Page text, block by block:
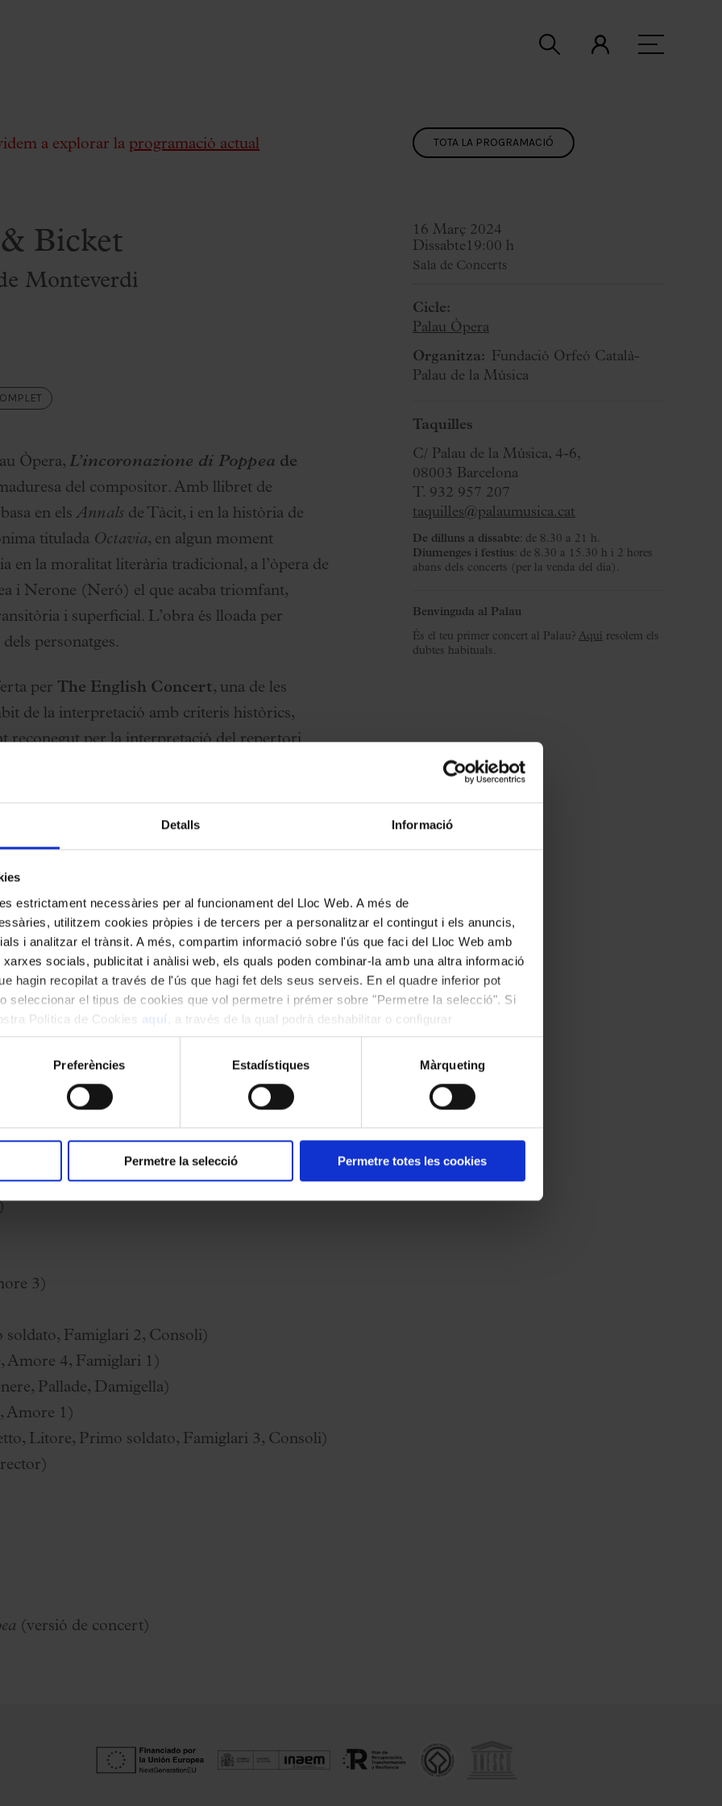
Detalls Informació
estrictament necessàries per al funcionament del Lloc Web. A més de
utilitzem cookies pròpies i de tercers per a personalitzar el contingut i els anuncis,
i analitzar el trànsit. A més, compartim informació sobre l'ús que faci del Lloc Web amb
socials, publicitat i anàlisi web, els quals poden combinar-la amb una altra informació
hagin recopilat a través de l'ús que hagi fet dels seus serveis. En el quadre inferior pot
seleccionar el tipus de cookies que vol permetre i prémer sobre "Permetre la selecció". Si
Política de Cookies
aquí
, a través de la qual podrà deshabilitar o configurar
Preferències Estadístiques Màrqueting
Permetre la selecció Permetre totes les cookies
a explorar la programació actual
Bicket
Monteverdi
Òpera, L’incoronazione di Poppea de
del compositor. Amb llibret de
en elsAnnals de Tàcit, i en la història de
titulada Octavia, en algun moment
en la moralitat literària tradicional, a l’òpera de
i Nerone (Neró) el que acaba triomfant,
i superficial. L’obra és lloada per
personatges.
per The English Concert, una de les
de la interpretació amb criteris històrics,
reconegut per la interpretació del repertori
del
i molt expressiva, que encapçala un
el marc de la Capitalitat Cultural de
l’Ajuntament de Barcelona.
3)
Famiglari 2, Consoli)
Amore 4, Famiglari 1)
Pallade, Damigella)
Amore 1)
Litore, Primo soldato, Famiglari 3, Consoli)
(versió de concert)
TOTA LA PROGRAMACIÓ
16 Març 2024
Dissabte19:00 h
Sala de Concerts
Cicle:
Palau Òpera
Organitza: Fundació Orfeó Català-
Palau de la Música
Taquilles
C/ Palau de la Música, 4-6,
08003 Barcelona
T. 932 957 207
taquilles@palaumusica.cat
De dilluns a dissabte: de 8.30 a 21 h.
Diumenges i festius: de 8.30 a 15.30 h i 2 hores
abans dels concerts (per la venda del dia).
Benvinguda al Palau
És el teu primer concert al Palau? Aquí resolem els
dubtes habituals.